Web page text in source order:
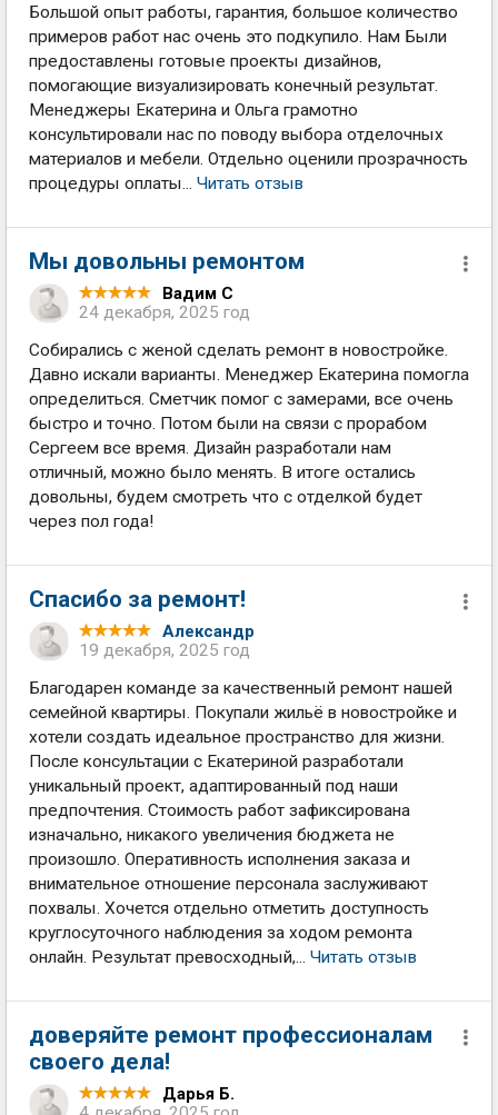
Большой опыт работы, гарантия, большое количество
примеров работ нас очень это подкупило. Нам Были
предоставлены готовые проекты дизайнов,
помогающие визуализировать конечный результат.
Менеджеры Екатерина и Ольга грамотно
консультировали нас по поводу выбора отделочных
материалов и мебели. Отдельно оценили прозрачность
процедуры оплаты... Читать отзыв
Мы довольны ремонтом
Вадим С
24 декабря, 2025 год
Собирались с женой сделать ремонт в новостройке.
Давно искали варианты. Менеджер Екатерина помогла
определиться. Сметчик помог с замерами, все очень
быстро и точно. Потом были на связи с прорабом
Сергеем все время. Дизайн разработали нам
отличный, можно было менять. В итоге остались
довольны, будем смотреть что с отделкой будет
через пол года!
Спасибо за ремонт!
Александр
19 декабря, 2025 год
Благодарен команде за качественный ремонт нашей
семейной квартиры. Покупали жильё в новостройке и
хотели создать идеальное пространство для жизни.
После консультации с Екатериной разработали
уникальный проект, адаптированный под наши
предпочтения. Стоимость работ зафиксирована
изначально, никакого увеличения бюджета не
произошло. Оперативность исполнения заказа и
внимательное отношение персонала заслуживают
похвалы. Хочется отдельно отметить доступность
круглосуточного наблюдения за ходом ремонта
онлайн. Результат превосходный,... Читать отзыв
доверяйте ремонт профессионалам
своего дела!
Дарья Б.